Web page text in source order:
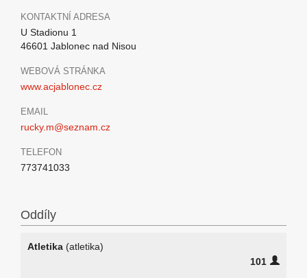
KONTAKTNÍ ADRESA
U Stadionu 1
46601 Jablonec nad Nisou
WEBOVÁ STRÁNKA
www.acjablonec.cz
EMAIL
rucky.m@seznam.cz
TELEFON
773741033
Oddíly
Atletika (atletika)
101